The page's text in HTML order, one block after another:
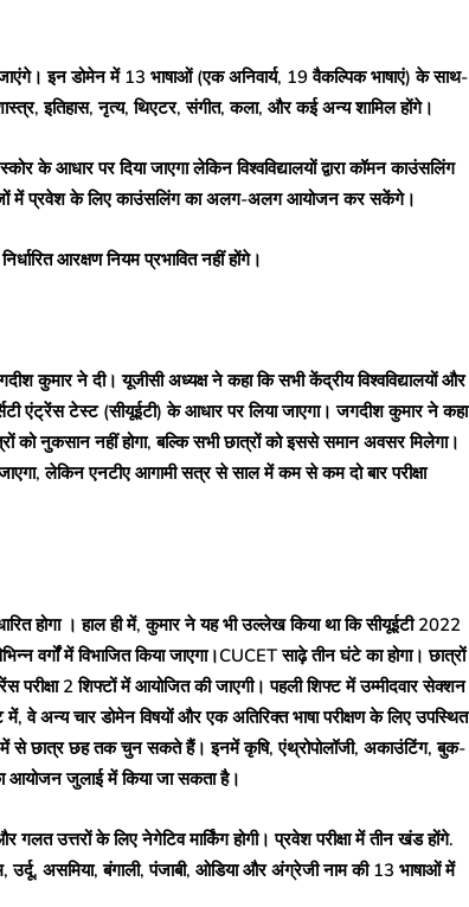
इन डोमेन में 13 भाषाओं (एक अनिवार्य, 19 वैकल्पिक भाषाएं) के साथ-
इतिहास, नृत्य, थिएटर, संगीत, कला, और कई अन्य शामिल होंगे।
के आधार पर दिया जाएगा लेकिन विश्वविद्यालयों द्वारा कॉमन काउंसलिंग
में प्रवेश के लिए काउंसलिंग का अलग-अलग आयोजन कर सकेंगे।
आरक्षण नियम प्रभावित नहीं होंगे।
कुमार ने दी। यूजीसी अध्यक्ष ने कहा कि सभी केंद्रीय विश्वविद्यालयों और
एंट्रेंस टेस्ट (सीयूईटी) के आधार पर लिया जाएगा। जगदीश कुमार ने कहा
को नुकसान नहीं होगा, बल्कि सभी छात्रों को इससे समान अवसर मिलेगा।
लेकिन एनटीए आगामी सत्र से साल में कम से कम दो बार परीक्षा
होगा । हाल ही में, कुमार ने यह भी उल्लेख किया था कि सीयूईटी 2022
वर्गों में विभाजित किया जाएगा।CUCET साढ़े तीन घंटे का होगा। छात्रों
2 शिफ्टों में आयोजित की जाएगी। पहली शिफ्ट में उम्मीदवार सेक्शन
में, वे अन्य चार डोमेन विषयों और एक अतिरिक्त भाषा परीक्षण के लिए उपस्थित
से छात्र छह तक चुन सकते हैं। इनमें कृषि, एंथ्रोपोलॉजी, अकाउंटिंग, बुक-
आयोजन जुलाई में किया जा सकता है।
उत्तरों के लिए नेगेटिव मार्किंग होगी। प्रवेश परीक्षा में तीन खंड होंगे.
असमिया, बंगाली, पंजाबी, ओडिया और अंग्रेजी नाम की 13 भाषाओं में